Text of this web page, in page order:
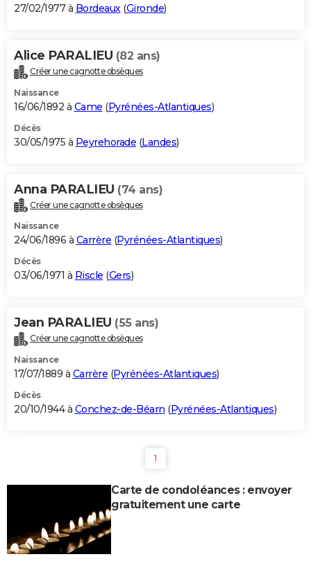
27/02/1977 à Bordeaux(Gironde)
Alice PARALIEU (82 ans)
Créer une cagnotte obsèques
Naissance
16/06/1892 à Came (Pyrénées-Atlantiques)
Décès
30/05/1975 à Peyrehorade (Landes)
Anna PARALIEU (74 ans)
Créer une cagnotte obsèques
Naissance
24/06/1896 à Carrère (Pyrénées-Atlantiques)
Décès
03/06/1971 à Riscle (Gers)
Jean PARALIEU (55 ans)
Créer une cagnotte obsèques
Naissance
17/07/1889 à Carrère (Pyrénées-Atlantiques)
Décès
20/10/1944 à Conchez-de-Béarn (Pyrénées-Atlantiques)
1
Carte de condoléances : envoyer
gratuitement une carte